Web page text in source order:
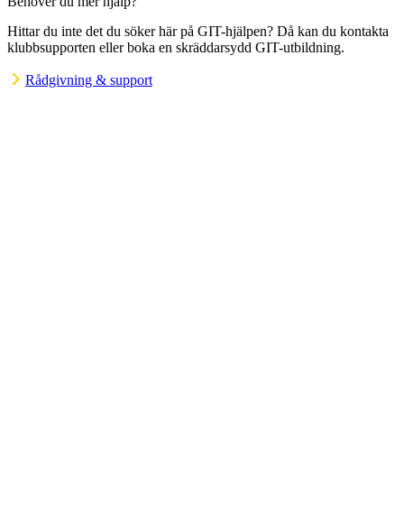
Hittar du inte det du söker här på GIT-hjälpen? Då kan du kontakta
klubbsupporten eller boka en skräddarsydd GIT-utbildning.
Rådgivning & support